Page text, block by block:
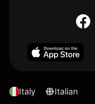
Italy Italian